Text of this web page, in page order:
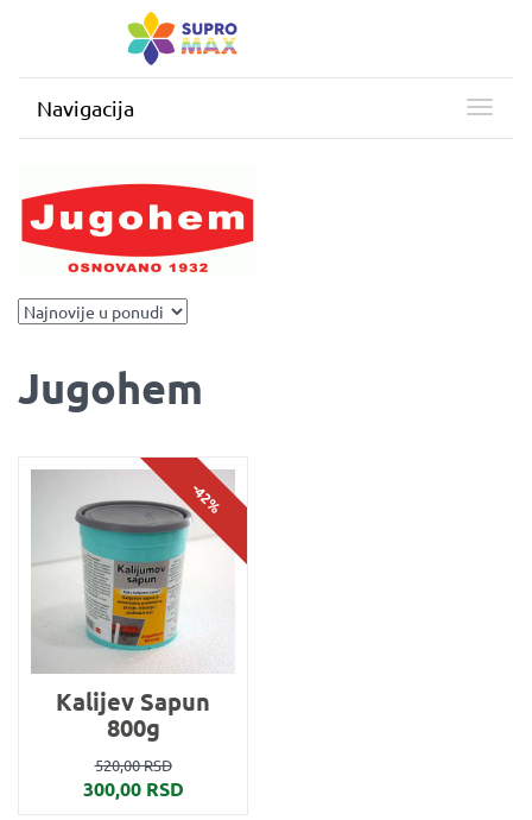
Navigacija
Jugohem
-42%
Kalijev Sapun
800g
520,00 RSD
300,00 RSD